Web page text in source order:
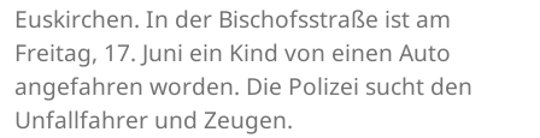
Euskirchen. In der Bischofsstraße ist am
Freitag, 17. Juni ein Kind von einen Auto
angefahren worden. Die Polizei sucht den
Unfallfahrer und Zeugen.